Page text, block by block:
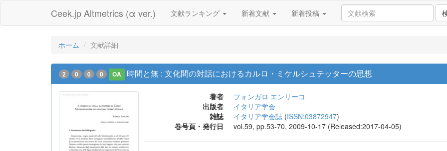
Ceek.jp Altmetrics (α ver.) 文献ランキング 新着文献 新着投稿
ホーム 文献詳細
2 0 0 0 OA 時間と無 : 文化間の対話におけるカルロ・ミケルシュテッターの思想
著者
フォンガロ エンリーコ
出版者
イタリア学会
雑誌
イタリア学会誌 (ISSN:03872947)
巻号頁・発行日
vol.59, pp.53-70, 2009-10-17 (Released:2017-04-05)